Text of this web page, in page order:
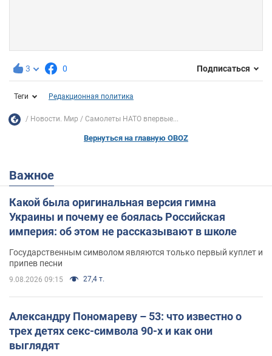
3 0 Подписаться
Теги Редакционная политика
Новости. Мир Самолеты НАТО впервые...
Вернуться на главную OBOZ
Важное
Какой была оригинальная версия гимна
Украины и почему ее боялась Российская
империя: об этом не рассказывают в школе
Государственным символом являются только первый куплет и
припев песни
9.08.2026 09:15 27,4 т.
Александру Пономареву – 53: что известно о
трех детях секс-символа 90-х и как они
выглядят